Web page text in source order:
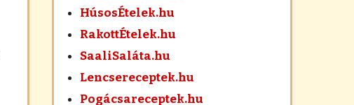
HúsosÉtelek.hu
RakottÉtelek.hu
SaaliSaláta.hu
Lencsereceptek.hu
Pogácsareceptek.hu